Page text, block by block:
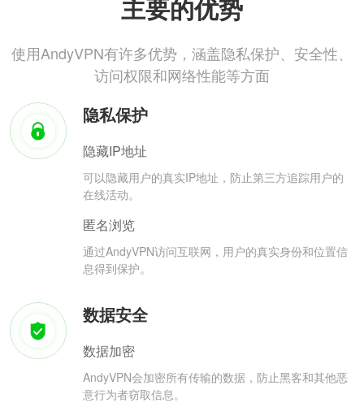
主要的优势
使用AndyVPN有许多优势，涵盖隐私保护、安全性、
访问权限和网络性能等方面
隐私保护
隐藏IP地址
可以隐藏用户的真实IP地址，防止第三方追踪用户的
在线活动。
匿名浏览
通过AndyVPN访问互联网，用户的真实身份和位置信
息得到保护。
数据安全
数据加密
AndyVPN会加密所有传输的数据，防止黑客和其他恶
意行为者窃取信息。